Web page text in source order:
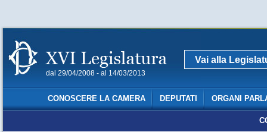
dal 29/04/2008 - al 14/03/2013
Vai alla
CONOSCERE LA CAMERA DEPUTATI ORGANI